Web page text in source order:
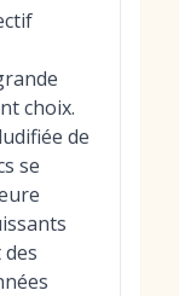
choix.
de
se